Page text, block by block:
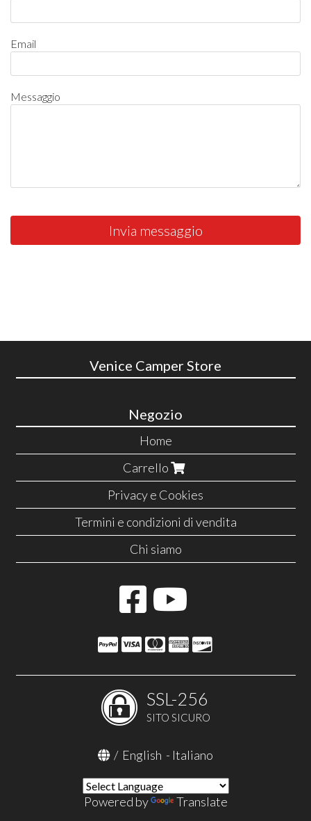
Email
Messaggio
Invia messaggio
Venice Camper Store
Negozio
Home
Carrello
Privacy e Cookies
Termini e condizioni di vendita
Chi siamo
SSL-256
SITO SICURO
/ English - Italiano
Powered by Translate